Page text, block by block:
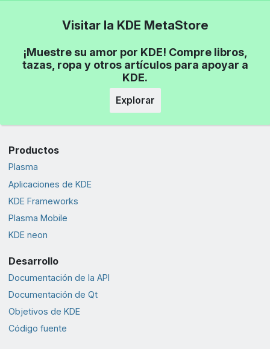
Visitar la KDE MetaStore
¡Muestre su amor por KDE! Compre libros,
tazas, ropa y otros artículos para apoyar a
KDE.
Explorar
Productos
Plasma
Aplicaciones de KDE
KDE Frameworks
Plasma Mobile
KDE neon
Desarrollo
Documentación de la API
Documentación de Qt
Objetivos de KDE
Código fuente